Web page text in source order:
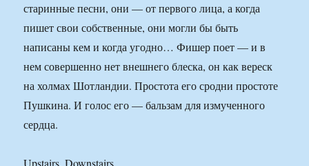
старинные песни, они — от первого лица, а когда
пишет свои собственные, они могли бы быть
написаны кем и когда угодно… Фишер поет — и в
нем совершенно нет внешнего блеска, он как вереск
на холмах Шотландии. Простота его сродни простоте
Пушкина. И голос его — бальзам для измученного
сердца.